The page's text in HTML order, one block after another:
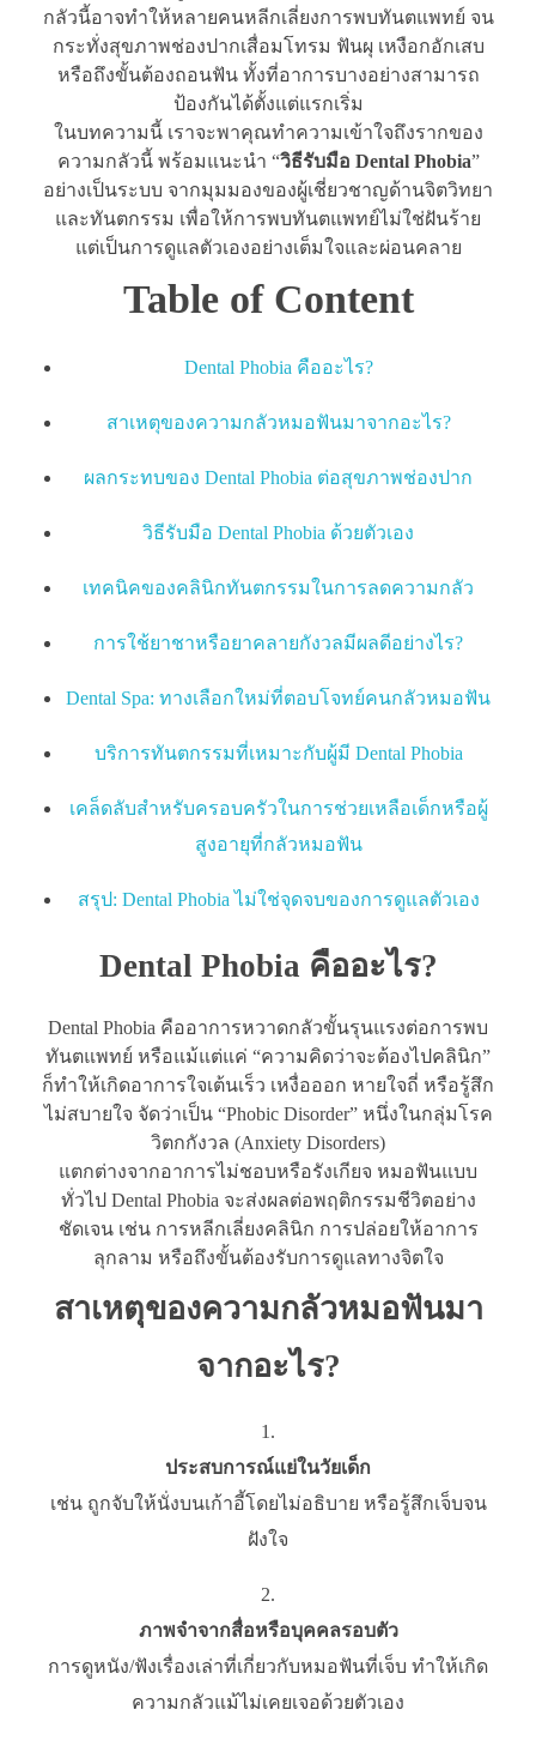
กลัวนี้อาจทำให้หลายคนหลีกเลี่ยงการพบทันตแพทย์ จน
กระทั่งสุขภาพช่องปากเสื่อมโทรม ฟันผุ เหงือกอักเสบ
หรือถึงขั้นต้องถอนฟัน ทั้งที่อาการบางอย่างสามารถ
ป้องกันได้ตั้งแต่แรกเริ่ม
ในบทความนี้ เราจะพาคุณทำความเข้าใจถึงรากของ
ความกลัวนี้ พร้อมแนะนำ “วิธีรับมือ Dental Phobia”
อย่างเป็นระบบ จากมุมมองของผู้เชี่ยวชาญด้านจิตวิทยา
และทันตกรรม เพื่อให้การพบทันตแพทย์ไม่ใช่ฝันร้าย
แต่เป็นการดูแลตัวเองอย่างเต็มใจและผ่อนคลาย
Table of Content
Dental Phobia คืออะไร?
สาเหตุของความกลัวหมอฟันมาจากอะไร?
ผลกระทบของ Dental Phobia ต่อสุขภาพช่องปาก
วิธีรับมือ Dental Phobia ด้วยตัวเอง
เทคนิคของคลินิกทันตกรรมในการลดความกลัว
การใช้ยาชาหรือยาคลายกังวลมีผลดีอย่างไร?
Dental Spa: ทางเลือกใหม่ที่ตอบโจทย์คนกลัวหมอฟัน
บริการทันตกรรมที่เหมาะกับผู้มี Dental Phobia
เคล็ดลับสำหรับครอบครัวในการช่วยเหลือเด็กหรือผู้
สูงอายุที่กลัวหมอฟัน
สรุป: Dental Phobia ไม่ใช่จุดจบของการดูแลตัวเอง
Dental Phobia คืออะไร?
Dental Phobia คืออาการหวาดกลัวขั้นรุนแรงต่อการพบ
ทันตแพทย์ หรือแม้แต่แค่ “ความคิดว่าจะต้องไปคลินิก”
ก็ทำให้เกิดอาการใจเต้นเร็ว เหงื่อออก หายใจถี่ หรือรู้สึก
ไม่สบายใจ จัดว่าเป็น “Phobic Disorder” หนึ่งในกลุ่มโรค
วิตกกังวล (Anxiety Disorders)
แตกต่างจากอาการไม่ชอบหรือรังเกียจ หมอฟันแบบ
ทั่วไป Dental Phobia จะส่งผลต่อพฤติกรรมชีวิตอย่าง
ชัดเจน เช่น การหลีกเลี่ยงคลินิก การปล่อยให้อาการ
ลุกลาม หรือถึงขั้นต้องรับการดูแลทางจิตใจ
สาเหตุของความกลัวหมอฟันมา
จากอะไร?
ประสบการณ์แย่ในวัยเด็ก
เช่น ถูกจับให้นั่งบนเก้าอี้โดยไม่อธิบาย หรือรู้สึกเจ็บจน
ฝังใจ
ภาพจำจากสื่อหรือบุคคลรอบตัว
การดูหนัง/ฟังเรื่องเล่าที่เกี่ยวกับหมอฟันที่เจ็บ ทำให้เกิด
ความกลัวแม้ไม่เคยเจอด้วยตัวเอง